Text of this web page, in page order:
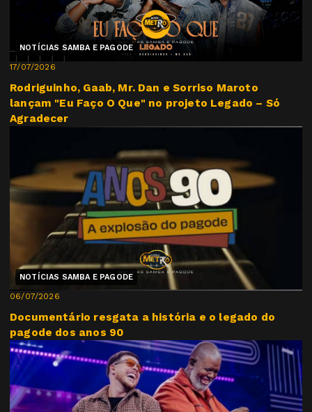
NOTÍCIAS SAMBA E PAGODE
17/07/2026
Rodriguinho, Gaab, Mr. Dan e Sorriso Maroto
lançam "Eu Faço O Que" no projeto Legado – Só
Agradecer
NOTÍCIAS SAMBA E PAGODE
06/07/2026
Documentário resgata a história e o legado do
pagode dos anos 90